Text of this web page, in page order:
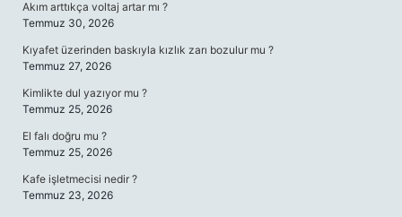
Akım arttıkça voltaj artar mı ?
Temmuz 30, 2026
Kıyafet üzerinden baskıyla kızlık zarı bozulur mu ?
Temmuz 27, 2026
Kimlikte dul yazıyor mu ?
Temmuz 25, 2026
El falı doğru mu ?
Temmuz 25, 2026
Kafe işletmecisi nedir ?
Temmuz 23, 2026